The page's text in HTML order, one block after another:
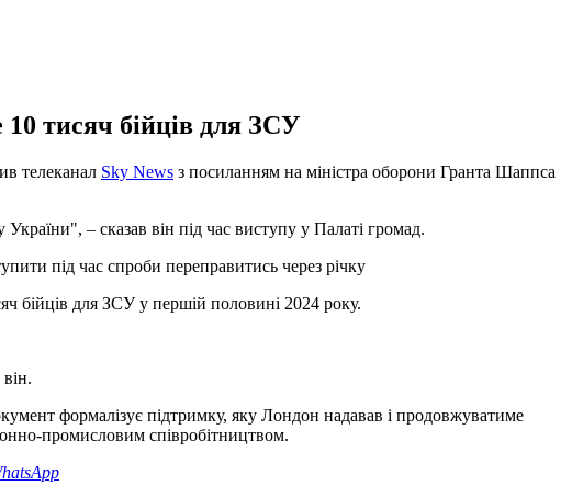
тисяч бійців для ЗСУ
телеканал Sky News з посиланням на міністра оборони Гранта Шаппса
– сказав він під час виступу у Палаті громад.
під час спроби переправитись через річку
бійців для ЗСУ у першій половині 2024 року.
формалізує підтримку, яку Лондон надавав і продовжуватиме
промисловим співробітництвом.